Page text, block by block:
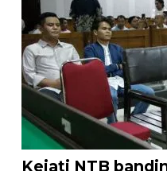
Kejati NTB